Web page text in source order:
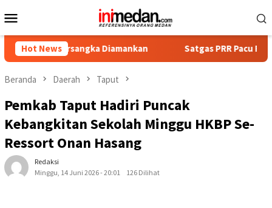
ke
Mobile
Hot News
Diamankan Satgas PRR Pacu Realisasi
Beranda Daerah Taput
Pemkab Taput Hadiri Puncak
Kebangkitan Sekolah Minggu HKBP Se-
Ressort Onan Hasang
Redaksi
Minggu, 14 Juni 2026 - 20:01
126 Dilihat